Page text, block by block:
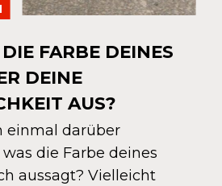
FARBE DEINES
DEINE
AUS?
einmal darüber
die Farbe deines
aussagt? Vielleicht